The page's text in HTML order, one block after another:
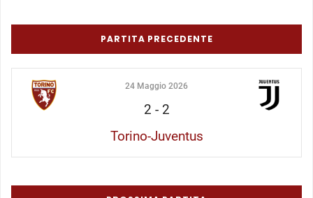
PARTITA PRECEDENTE
24 Maggio 2026
2 - 2
Torino-Juventus